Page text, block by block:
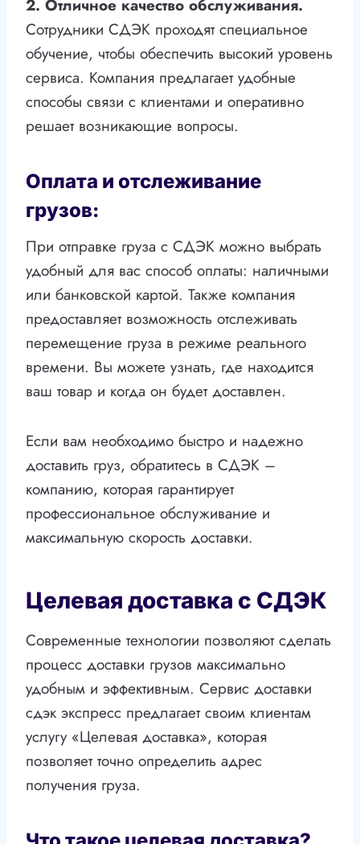
2. Отличное качество обслуживания.
Сотрудники СДЭК проходят специальное
обучение, чтобы обеспечить высокий уровень
сервиса. Компания предлагает удобные
способы связи с клиентами и оперативно
решает возникающие вопросы.
Оплата и отслеживание
грузов:
При отправке груза с СДЭК можно выбрать
удобный для вас способ оплаты: наличными
или банковской картой. Также компания
предоставляет возможность отслеживать
перемещение груза в режиме реального
времени. Вы можете узнать, где находится
ваш товар и когда он будет доставлен.
Если вам необходимо быстро и надежно
доставить груз, обратитесь в СДЭК –
компанию, которая гарантирует
профессиональное обслуживание и
максимальную скорость доставки.
Целевая доставка с СДЭК
Современные технологии позволяют сделать
процесс доставки грузов максимально
удобным и эффективным. Сервис доставки
сдэк экспресс предлагает своим клиентам
услугу «Целевая доставка», которая
позволяет точно определить адрес
получения груза.